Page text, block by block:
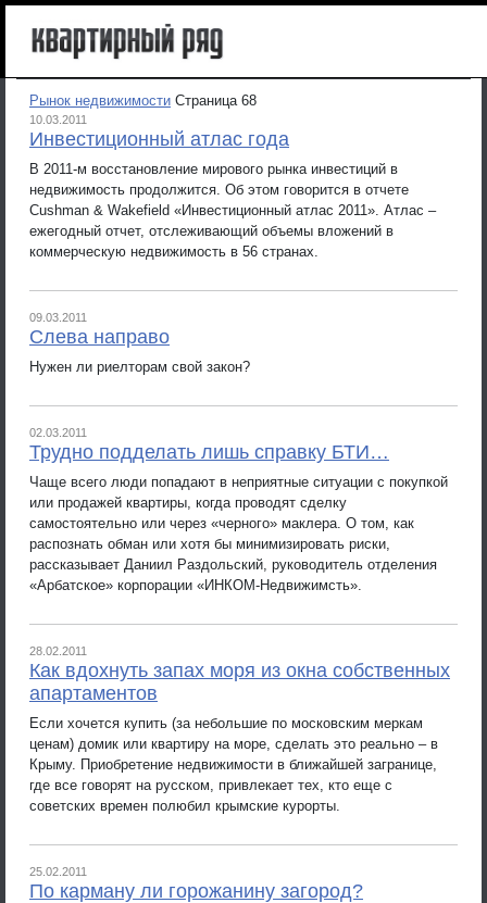
Рынок недвижимости Страница 68
10.03.2011
Инвестиционный атлас года
В 2011-м восстановление мирового рынка инвестиций в
недвижимость продолжится. Об этом говорится в отчете
Cushman & Wakefield «Инвестиционный атлас 2011». Атлас –
ежегодный отчет, отслеживающий объемы вложений в
коммерческую недвижимость в 56 странах.
09.03.2011
Слева направо
Нужен ли риелторам свой закон?
02.03.2011
Трудно подделать лишь справку БТИ…
Чаще всего люди попадают в неприятные ситуации с покупкой
или продажей квартиры, когда проводят сделку
самостоятельно или через «черного» маклера. О том, как
распознать обман или хотя бы минимизировать риски,
рассказывает Даниил Раздольский, руководитель отделения
«Арбатское» корпорации «ИНКОМ-Недвижимсть».
28.02.2011
Как вдохнуть запах моря из окна собственных
апартаментов
Если хочется купить (за небольшие по московским меркам
ценам) домик или квартиру на море, сделать это реально – в
Крыму. Приобретение недвижимости в ближайшей загранице,
где все говорят на русском, привлекает тех, кто еще с
советских времен полюбил крымские курорты.
25.02.2011
По карману ли горожанину загород?